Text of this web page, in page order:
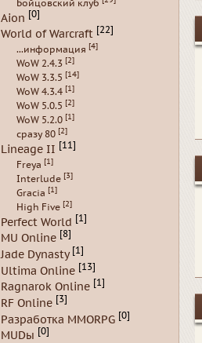
Бойцовский клуб
Aion [0]
World of Warcraft [22]
...информация [4]
WoW 2.4.3 [2]
WoW 3.3.5 [14]
WoW 4.3.4 [1]
WoW 5.0.5 [2]
WoW 5.2.0 [1]
сразу 80 [2]
Lineage II [11]
Freya [1]
Interlude [3]
Gracia [1]
High Five [2]
Perfect World [1]
MU Online [8]
Jade Dynasty [1]
Ultima Online [13]
Ragnarok Online [1]
RF Online [3]
Разработка MMORPG [0]
MUDы [0]